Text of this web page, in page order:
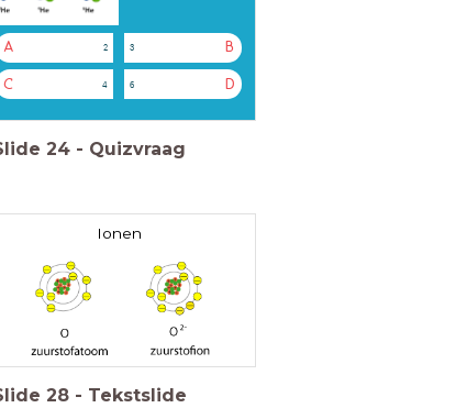
A 2 B
3
C 4 D
6
24 - Quizvraag
Ionen
28 - Tekstslide